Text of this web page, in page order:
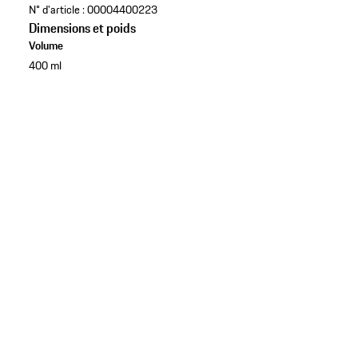
N° d'article :00004400223
Dimensions et poids
Volume
400 ml